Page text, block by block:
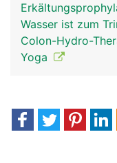
Wasser ist zum
Colon-Hydro-
Yoga